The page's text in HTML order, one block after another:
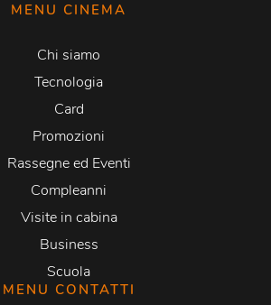
MENU CINEMA
Chi siamo
Tecnologia
Card
Promozioni
Rassegne ed Eventi
Compleanni
Visite in cabina
Business
Scuola
MENU CONTATTI